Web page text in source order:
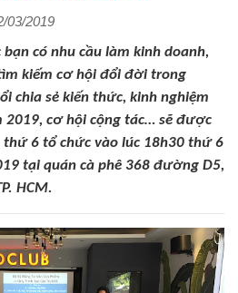
03/2019
có nhu cầu làm kinh doanh,
kiếm cơ hội đổi đời trong
chia sẻ kiến thức, kinh nghiệm
2019, cơ hội cộng tác… sẽ được
thứ 6 tổ chức vào lúc 18h30 thứ 6
tại quán cà phê 368 đường D5,
HCM.